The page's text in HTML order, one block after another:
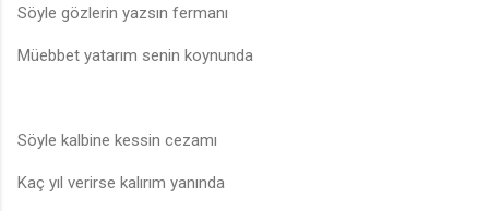
Söyle gözlerin yazsın fermanı
Müebbet yatarım senin koynunda
Söyle kalbine kessin cezamı
Kaç yıl verirse kalırım yanında